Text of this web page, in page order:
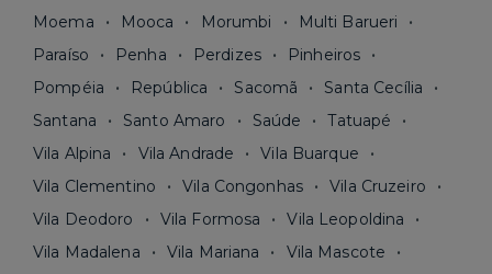
Moema
Mooca Morumbi
Multi Barueri
Paraíso
Penha Perdizes
Pinheiros
Pompéia
República Sacomã
Santa Cecília
Santana
Santo Amaro Saúde
Tatuapé
Vila Alpina
Vila Andrade
Vila Buarque
Vila Clementino
Vila Congonhas
Vila Cruzeiro
Vila Deodoro
Vila Formosa
Vila Leopoldina
Vila Madalena
Vila Mariana
Vila Mascote